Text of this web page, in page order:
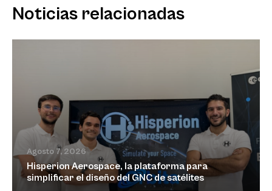
Noticias relacionadas
Agosto 7, 2026
Hisperion Aerospace, la plataforma para
simplificar el diseño del GNC de satélites